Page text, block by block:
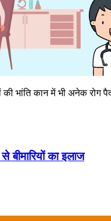
की भांति कान में भी अनेक
बीमारियों का इलाज